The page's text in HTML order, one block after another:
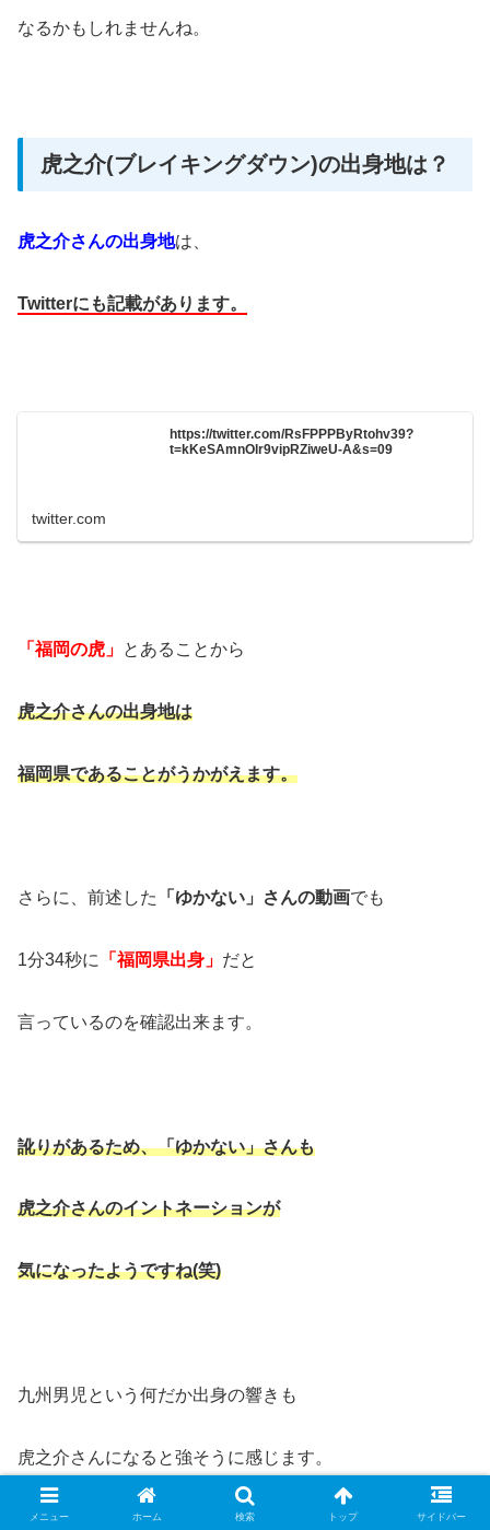
なるかもしれませんね。
虎之介(ブレイキングダウン)の出身地は？
虎之介さんの出身地は、
Twitterにも記載があります。
https://twitter.com/RsFPPPByRtohv39?
t=kKeSAmnOlr9vipRZiweU-A&s=09
twitter.com
「福岡の虎」 とあることから
虎之介さんの出身地は
福岡県であることがうかがえます。
さらに、前述した 「ゆかない」さんの動画でも
1分34秒に 「福岡県出身」 だと
言っているのを確認出来ます。
訛りがあるため、「ゆかない」さんも
虎之介さんのイントネーションが
気になったようですね(笑)
九州男児という何だか出身の響きも
虎之介さんになると強そうに感じます。
メニュー ホーム 検索 トップ サイドバー